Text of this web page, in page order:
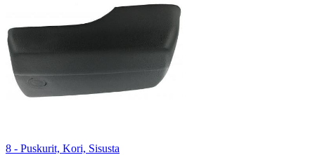
8 - Puskurit, Kori, Sisusta